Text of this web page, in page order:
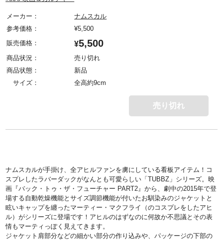
メーカー：
ナムスカル
参考価格：
¥5,500
販売価格：
¥5,500
商品状況：
売り切れ
商品状態：
新品
サイズ：
全高約9cm
売り切れ
ナムスカルが手掛け、全アヒルファンを虜にしている看板アイテム！コ
スプレしたラバーダックがなんとも可愛らしい「TUBBZ」シリーズ。映
画『バック・トゥ・ザ・フューチャー PART2』から、劇中の2015年で登
場する自動乾燥機能とサイズ調節機能が付いたお馴染みのジャケットと
眩いキャップを纏ったマーティー・マクフライ（のコスプレをしたアヒ
ル）がシリーズに登場です！アヒルのはずなのに何故か不思議とその表
情もマーティっぽく見えてきます。
ジャケット肩部分などの細かい部分の作り込みや、パッケージの下部の